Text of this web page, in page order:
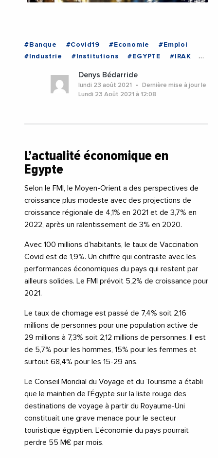
#Banque #Covid19 #Economie
#Emploi
#Industrie
#Institutions #EGYPTE
#IRAK
#PALESTINE
#SYRIE
Denys Bédarride
lundi 23 août 2021
Dernière mise à jour le
Lundi 23 Août 2021 à 12:08
L’actualité économique en
Egypte
Selon le FMI, le Moyen-Orient a des perspectives de
croissance plus modeste avec des projections de
croissance régionale de 4,1% en 2021 et de 3,7% en
2022, après un ralentissement de 3% en 2020.
Avec 100 millions d’habitants, le taux de Vaccination
Covid est de 1,9%. Un chiffre qui contraste avec les
performances économiques du pays qui restent par
ailleurs solides. Le FMI prévoit 5,2% de croissance pour
2021.
Le taux de chomage est passé de 7,4% soit 2,16
millions de personnes pour une population active de
29 millions à 7,3% soit 2,12 millions de personnes. Il est
de 5,7% pour les hommes, 15% pour les femmes et
surtout 68,4% pour les 15-29 ans.
Le Conseil Mondial du Voyage et du Tourisme a établi
que le maintien de l’Égypte sur la liste rouge des
destinations de voyage à partir du Royaume-Uni
constituait une grave menace pour le secteur
touristique égyptien. L’économie du pays pourrait
perdre 55 M€ par mois.